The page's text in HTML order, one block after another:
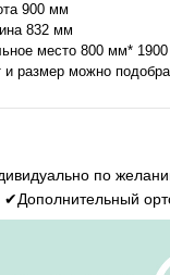
900 мм
832 мм
место 800 мм*
и размер можно
по